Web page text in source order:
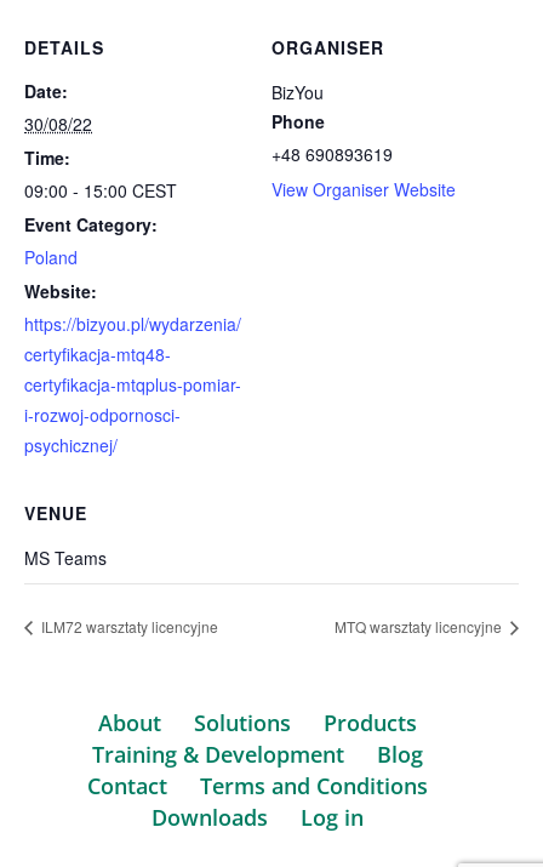
DETAILS
Date:
30/08/22
Time:
09:00 - 15:00 CEST
Event Category:
Poland
Website:
https://bizyou.pl/wydarzenia/
certyfikacja-mtq48-
certyfikacja-mtqplus-pomiar-
i-rozwoj-odpornosci-
psychicznej/
ORGANISER
BizYou
Phone
+48 690893619
View Organiser Website
VENUE
MS Teams
ILM72 warsztaty licencyjne MTQ warsztaty licencyjne
About Solutions
Products
Training & Development
Blog
Contact
Terms and Conditions
Downloads
Log in